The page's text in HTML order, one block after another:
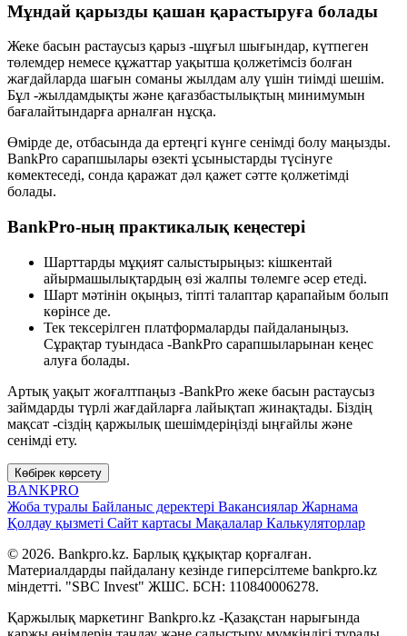
Мұндай қарызды қашан қарастыруға болады
Жеке басын растаусыз қарыз -шұғыл шығындар, күтпеген
төлемдер немесе құжаттар уақытша қолжетімсіз болған
жағдайларда шағын соманы жылдам алу үшін тиімді шешім.
Бұл -жылдамдықты және қағазбастылықтың минимумын
бағалайтындарға арналған нұсқа.
Өмірде де, отбасында да ертеңгі күнге сенімді болу маңызды.
BankPro сарапшылары өзекті ұсыныстарды түсінуге
көмектеседі, сонда қаражат дәл қажет сәтте қолжетімді
болады.
BankPro-ның практикалық кеңестері
Шарттарды мұқият салыстырыңыз: кішкентай
айырмашылықтардың өзі жалпы төлемге әсер етеді.
Шарт мәтінін оқыңыз, тіпті талаптар қарапайым болып
көрінсе де.
Тек тексерілген платформаларды пайдаланыңыз.
Сұрақтар туындаса -BankPro сарапшыларынан кеңес
алуға болады.
Артық уақыт жоғалтпаңыз -BankPro жеке басын растаусыз
займдарды түрлі жағдайларға лайықтап жинақтады. Біздің
мақсат -сіздің қаржылық шешімдеріңізді ыңғайлы және
сенімді ету.
Көбірек көрсету
BANKPRO
Жоба туралы Байланыс деректері Вакансиялар Жарнама
Қолдау қызметі Сайт картасы Мақалалар Калькуляторлар
© 2026. Bankpro.kz. Барлық құқықтар қорғалған.
Материалдарды пайдалану кезінде гиперсілтеме bankpro.kz
міндетті. "SBC Invest" ЖШС. БСН: 110840006278.
Қаржылық маркетинг Bankpro.kz -Қазақстан нарығында